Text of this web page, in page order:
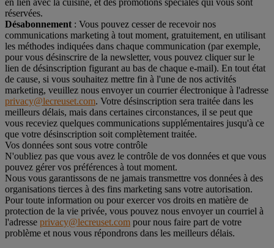
réservées.
Désabonnement : Vous pouvez cesser de recevoir nos
communications marketing à tout moment, gratuitement, en utilisant
les méthodes indiquées dans chaque communication (par exemple,
pour vous désinscrire de la newsletter, vous pouvez cliquer sur le
lien de désinscription figurant au bas de chaque e-mail). En tout état
de cause, si vous souhaitez mettre fin à l'une de nos activités
marketing, veuillez nous envoyer un courrier électronique à l'adresse
privacy@lecreuset.com. Votre désinscription sera traitée dans les
meilleurs délais, mais dans certaines circonstances, il se peut que
vous receviez quelques communications supplémentaires jusqu'à ce
que votre désinscription soit complètement traitée.
Vos données sont sous votre contrôle
N'oubliez pas que vous avez le contrôle de vos données et que vous
pouvez gérer vos préférences à tout moment.
Nous vous garantissons de ne jamais transmettre vos données à des
organisations tierces à des fins marketing sans votre autorisation.
Pour toute information ou pour exercer vos droits en matière de
protection de la vie privée, vous pouvez nous envoyer un courriel à
l'adresse privacy@lecreuset.com pour nous faire part de votre
problème et nous vous répondrons dans les meilleurs délais.